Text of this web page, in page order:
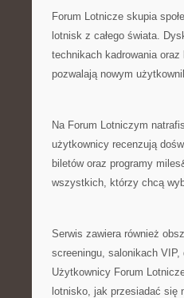
Forum Lotnicze skupia
lotnisk z całego świata.
technikach kadrowania
pozwalają nowym
Na Forum Lotniczym
użytkownicy recenzują
biletów oraz programy
wszystkich, którzy chcą
Serwis zawiera również
screeningu, salonikach
Użytkownicy Forum
lotnisko, jak przesiadać się